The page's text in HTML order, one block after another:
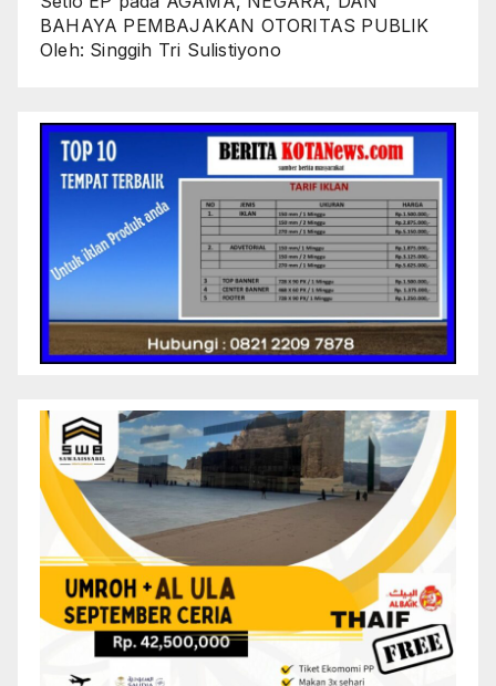
BAHAYA PEMBAJAKAN OTORITAS PUBLIK
Oleh: Singgih Tri Sulistiyono